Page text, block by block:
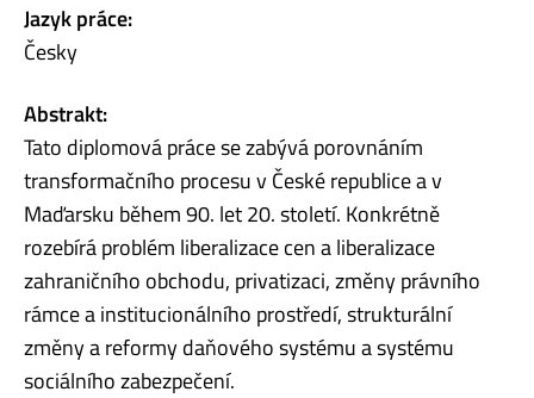
Jazyk práce:
Česky
Abstrakt:
Tato diplomová práce se zabývá porovnáním
transformačního procesu v České republice a v
Maďarsku během 90. let 20. století. Konkrétně
rozebírá problém liberalizace cen a liberalizace
zahraničního obchodu, privatizaci, změny právního
rámce a institucionálního prostředí, strukturální
změny a reformy daňového systému a systému
sociálního zabezpečení.